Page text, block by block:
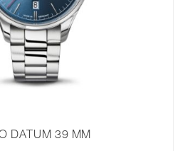
DATUM 39 MM